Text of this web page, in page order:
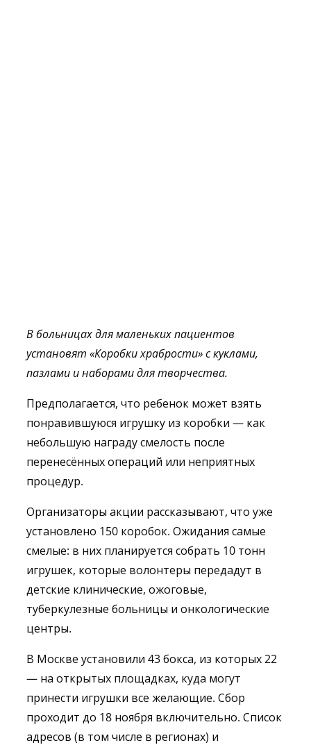
В больницах для маленьких пациентов
установят «Коробки храбрости» с куклами,
пазлами и наборами для творчества.
Предполагается, что ребенок может взять
понравившуюся игрушку из коробки — как
небольшую награду смелость после
перенесённых операций или неприятных
процедур.
Организаторы акции рассказывают, что уже
установлено 150 коробок. Ожидания самые
смелые: в них планируется собрать 10 тонн
игрушек, которые волонтеры передадут в
детские клинические, ожоговые,
туберкулезные больницы и онкологические
центры.
В Москве установили 43 бокса, из которых 22
— на открытых площадках, куда могут
принести игрушки все желающие. Сбор
проходит до 18 ноября включительно. Список
адресов (в том числе в регионах) и